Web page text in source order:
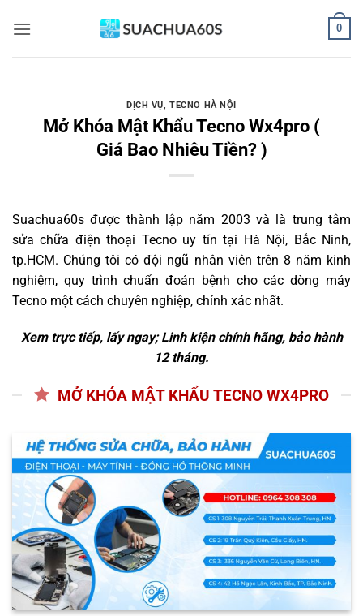
qua
0
DỊCH VỤ,TECNO HÀ NỘI
Mở Khóa Mật Khẩu Tecno Wx4pro (
Giá Bao Nhiêu Tiền? )
Suachua60s được thành lập năm 2003 và là trung tâm
sửa chữa điện thoại Tecno uy tín tại Hà Nội, Bắc Ninh,
tp.HCM. Chúng tôi có đội ngũ nhân viên trên 8 năm kinh
nghiệm, quy trình chuẩn đoán bệnh cho các dòng máy
Tecno một cách chuyên nghiệp, chính xác nhất.
Xem trực tiếp, lấy ngay; Linh kiện chính hãng, bảo hành
12 tháng.
MỞ KHÓA MẬT KHẨU TECNO WX4PRO